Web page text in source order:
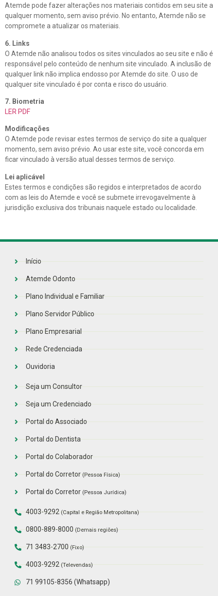
Atemde pode fazer alterações nos materiais contidos em seu site a
qualquer momento, sem aviso prévio. No entanto, Atemde não se
compromete a atualizar os materiais.
6. Links
O Atemde não analisou todos os sites vinculados ao seu site e não é
responsável pelo conteúdo de nenhum site vinculado. A inclusão de
qualquer link não implica endosso por Atemde do site. O uso de
qualquer site vinculado é por conta e risco do usuário.
7. Biometria
LER PDF
Modificações
O Atemde pode revisar estes termos de serviço do site a qualquer
momento, sem aviso prévio. Ao usar este site, você concorda em
ficar vinculado à versão atual desses termos de serviço.
Lei aplicável
Estes termos e condições são regidos e interpretados de acordo
com as leis do Atemde e você se submete irrevogavelmente à
jurisdição exclusiva dos tribunais naquele estado ou localidade.
Início
Atemde Odonto
Plano Individual e Familiar
Plano Servidor Público
Plano Empresarial
Rede Credenciada
Ouvidoria
Seja um Consultor
Seja um Credenciado
Portal do Associado
Portal do Dentista
Portal do Colaborador
Portal do Corretor(Pessoa Física)
Portal do Corretor (Pessoa Jurídica)
4003-9292(Capital e Região Metropolitana)
0800-889-8000(Demais regiões)
71 3483-2700(Fixo)
4003-9292(Televendas)
71 99105-8356 (Whatsapp)